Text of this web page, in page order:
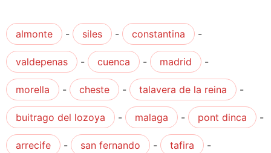
almonte - siles - constantina -
valdepenas - cuenca - madrid -
morella - cheste - talavera de la reina -
buitrago del lozoya - malaga - pont dinca -
arrecife - san fernando - tafira -